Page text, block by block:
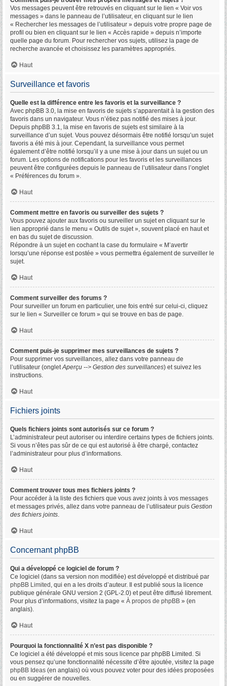
Vos messages peuvent être retrouvés en cliquant sur le lien « Voir vos
messages » dans le panneau de l’utilisateur, en cliquant sur le lien
« Rechercher les messages de l’utilisateur » depuis votre propre page de
profil ou bien en cliquant sur le lien « Accès rapide » depuis n’importe
quelle page du forum. Pour rechercher vos sujets, utilisez la page de
recherche avancée et choisissez les paramètres appropriés.
Haut
Surveillance et favoris
Quelle est la différence entre les favoris et la surveillance ?
Avec phpBB 3.0, la mise en favoris de sujets s’apparentait à la gestion des
favoris dans un navigateur. Vous n’étiez pas notifié des mises à jour.
Depuis phpBB 3.1, la mise en favoris de sujets est similaire à la
surveillance d’un sujet. Vous pouvez désormais être notifié lorsqu’un sujet
favoris a été mis à jour. Cependant, la surveillance vous permet
également d’être notifié lorsqu’il y a une mise à jour dans un sujet ou un
forum. Les options de notifications pour les favoris et les surveillances
peuvent être configurées depuis le panneau de l’utilisateur dans l’onglet
« Préférences du forum ».
Haut
Comment mettre en favoris ou surveiller des sujets ?
Vous pouvez ajouter aux favoris ou surveiller un sujet en cliquant sur le
lien approprié dans le menu « Outils de sujet », souvent placé en haut et
en bas du sujet de discussion.
Répondre à un sujet en cochant la case du formulaire « M’avertir
lorsqu’une réponse est postée » vous permettra également de surveiller le
sujet.
Haut
Comment surveiller des forums ?
Pour surveiller un forum en particulier, une fois entré sur celui-ci, cliquez
sur le lien « Surveiller ce forum » qui se trouve en bas de page.
Haut
Comment puis-je supprimer mes surveillances de sujets ?
Pour supprimer vos surveillances, allez dans votre panneau de
l’utilisateur (ongletAperçu --> Gestion des surveillances) et suivez les
instructions.
Haut
Fichiers joints
Quels fichiers joints sont autorisés sur ce forum ?
L’administrateur peut autoriser ou interdire certains types de fichiers joints.
Si vous n’êtes pas sûr de ce qui est autorisé à être chargé, contactez
l’administrateur pour plus d’informations.
Haut
Comment trouver tous mes fichiers joints ?
Pour accéder à la liste des fichiers que vous avez joints à vos messages
et messages privés, allez dans votre panneau de l’utilisateur puis Gestion
des fichiers joints.
Haut
Concernant phpBB
Qui a développé ce logiciel de forum ?
Ce logiciel (dans sa version non modifiée) est développé et distribué par
phpBB Limited , qui en a les droits d’auteur. Il est publié sous la licence
publique générale GNU version 2 (GPL-2.0) et peut être diffusé librement.
Pour plus d’informations, visitez la page « À propos de phpBB » (en
anglais).
Haut
Pourquoi la fonctionnalité X n’est pas disponible ?
Ce logiciel a été développé et mis sous licence par phpBB Limited. Si
vous pensez qu’une fonctionnalité nécessite d’être ajoutée, visitez la page
phpBB Ideas (en anglais) où vous pouvez voter pour des idées proposées
ou en suggérer de nouvelles.